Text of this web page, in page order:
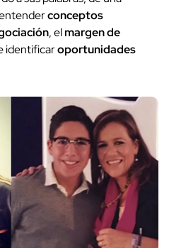
conceptos
, elmargen de
identificaroportunidades